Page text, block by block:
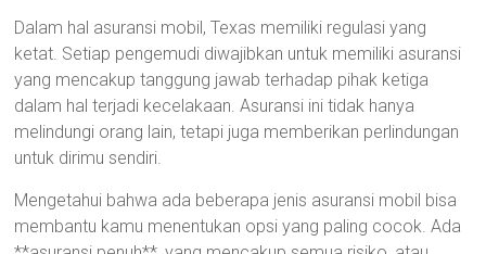
Dalam hal asuransi mobil, Texas memiliki regulasi yang
ketat. Setiap pengemudi diwajibkan untuk memiliki asuransi
yang mencakup tanggung jawab terhadap pihak ketiga
dalam hal terjadi kecelakaan. Asuransi ini tidak hanya
melindungi orang lain, tetapi juga memberikan perlindungan
untuk dirimu sendiri.
Mengetahui bahwa ada beberapa jenis asuransi mobil bisa
membantu kamu menentukan opsi yang paling cocok. Ada